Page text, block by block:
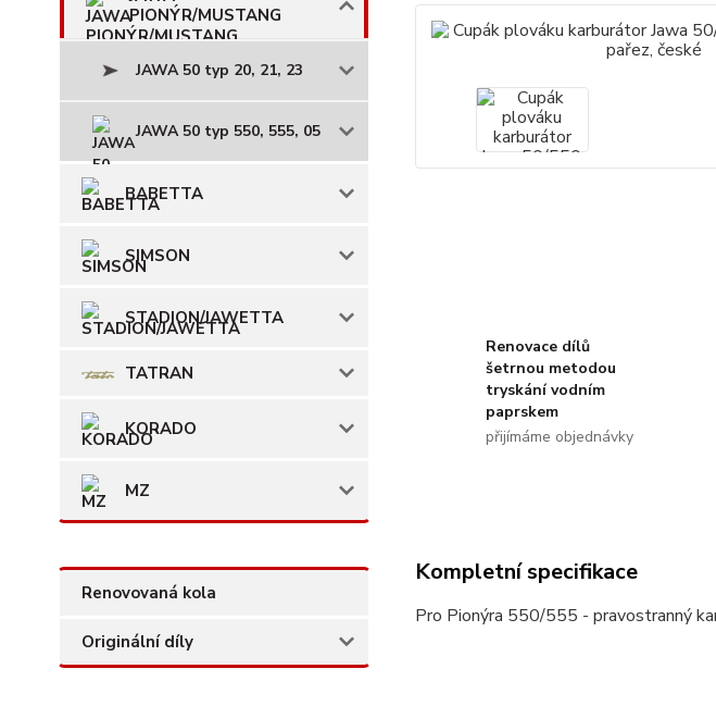
PIONÝR/MUSTANG
JAWA 50 typ 20, 21, 23
JAWA 50 typ 550, 555, 05
BABETTA
SIMSON
STADION/JAWETTA
TATRAN
KORADO
MZ
Renovovaná kola
Originální díly
Renovace dílů
šetrnou metodou
tryskání vodním
paprskem
přijímáme objednávky
Kompletní specifikace
Pro Pionýra 550/555 - pravostranný